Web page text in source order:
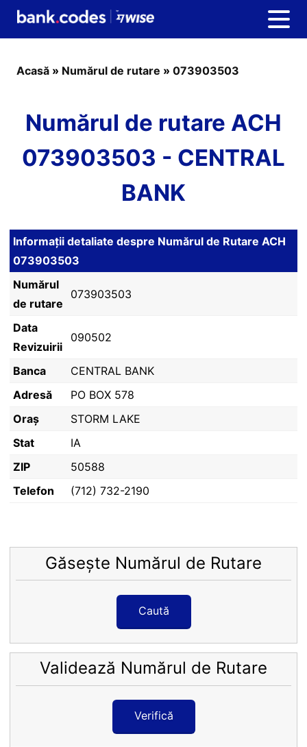
Acasă » Numărul de rutare » 073903503
Numărul de rutare ACH
073903503 - CENTRAL
BANK
Informații detaliate despre Numărul de Rutare ACH
073903503
Numărul
de rutare
073903503
Data
Revizuirii
090502
Banca
CENTRAL BANK
Adresă
PO BOX 578
Oraș
STORM LAKE
Stat
IA
ZIP
50588
Telefon
(712) 732-2190
Găsește Numărul de Rutare
Caută
Validează Numărul de Rutare
Verifică